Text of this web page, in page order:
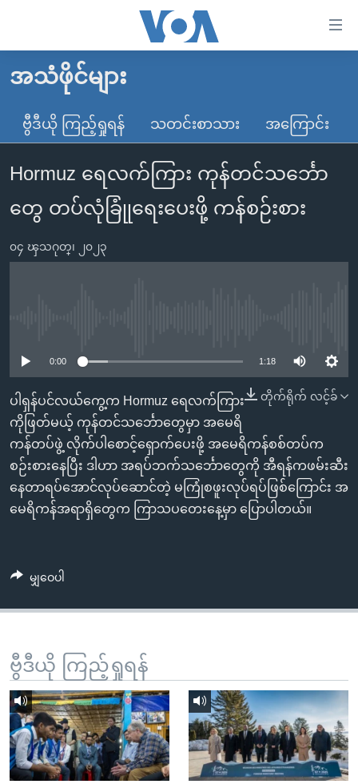
လွယ်ကူ
သည့်
များ
ပင်မ
သို့
စာမျက်နှာ
သို့
ကျော်
ကြည့်
ရန်
ရှာဖွေ
သို့
မူလစာမျက်နှာ
မြန်မာ
ကမ္ဘာ့သတင်းများ
နိုင်ငံတကာ
အမေရိကန်
အစ္စရေး-ပါလက်စတိုင်း
ဗွီဒီယို
သတင်းလွတ်လပ်ခွင့်
ရပ်ဝန်းတခု လမ်းတခု အလွန်
အင်္ဂလိပ်စာလေ့လာမယ်
ဗွီအိုအေ လူမှုကွန်ယက်များ
ဘာသာစကားများ
အသံဖိုင်များ
ဗွီဒီယို ကြည့်ရှုရန် သတင်းစာသား အကြောင်း
Hormuz ရေလက်ကြား ကုန်တင်သင်္ဘော
တွေ တပ်လုံခြုုံရေးပေးဖို့ ကန်စဉ်းစား
၀၄ ၾသဂုတ္၊ ၂၀၂၃
0:00 1:18
တိုက်ရိုက် လင့်ခ်
ပါရှန်ပင်လယ်ကွေ့က Hormuz ရေလက်ကြား
ကိုဖြတ်မယ့် ကုန်တင်သင်္ဘောတွေမှာ အမေရိ
ကန်တပ်ဖွဲ့ လိုက်ပါစောင့်ရှောက်ပေးဖို့ အမေရိကန်စစ်တပ်က
စဉ်းစားနေပြီး ဒါဟာ အရပ်ဘက်သင်္ဘောတွေကို အီရန်ကဖမ်းဆီး
နေတာရပ်အောင်လုပ်ဆောင်တဲ့ မကြုံစဖူးလုပ်ရပ်ဖြစ်ကြောင်း အ
မေရိကန်အရာရှိတွေက ကြာသပတေးနေ့မှာ ပြောပါတယ်။
မျှဝေပါ
ဗွီဒီယို ကြည့်ရှုရန်